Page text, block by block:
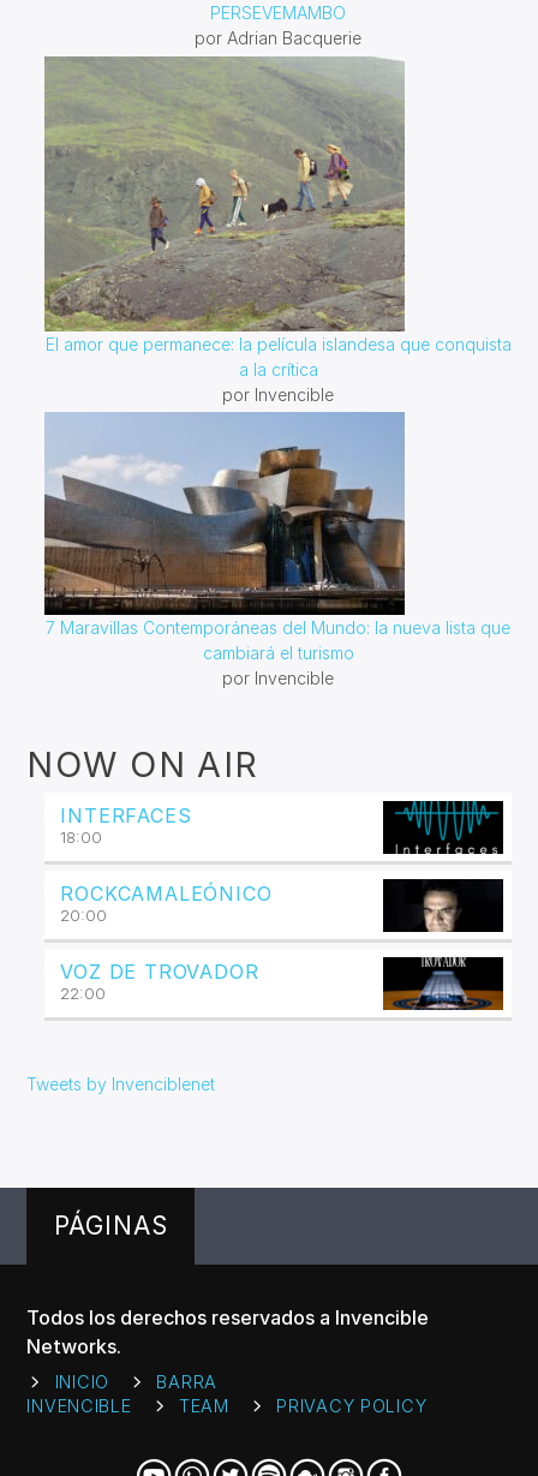
PERSEVEMAMBO
por Adrian Bacquerie
El amor que permanece: la película islandesa que conquista
a la crítica
por Invencible
7 Maravillas Contemporáneas del Mundo: la nueva lista que
cambiará el turismo
por Invencible
NOW ON AIR
INTERFACES
18:00
ROCKCAMALEÓNICO
20:00
VOZ DE TROVADOR
22:00
Tweets by Invenciblenet
PÁGINAS
Todos los derechos reservados a Invencible
Networks.
INICIO
BARRA
INVENCIBLE
TEAM PRIVACY POLICY